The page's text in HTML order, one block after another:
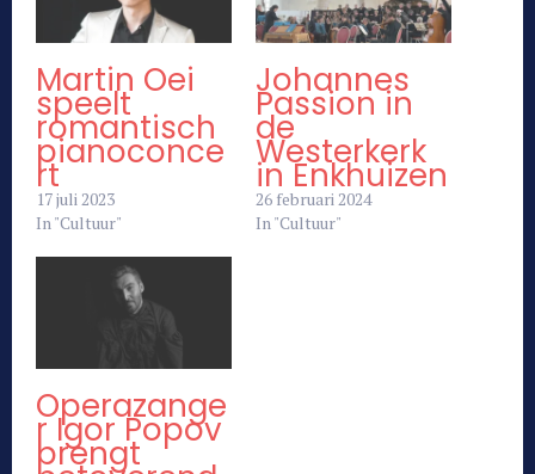
Martin Oei
speelt
romantisch
pianoconce
rt
17 juli 2023
In "Cultuur"
Johannes
Passion in
de
Westerkerk
in Enkhuizen
26 februari 2024
In "Cultuur"
Operazange
r Igor Popov
brengt